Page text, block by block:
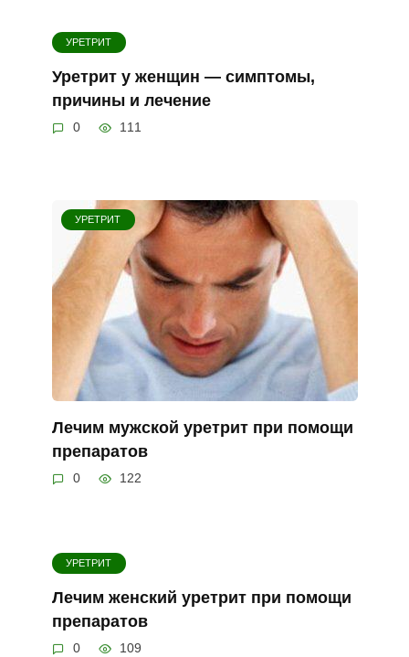
УРЕТРИТ
Уретрит у женщин — симптомы,
причины и лечение
0 111
УРЕТРИТ
Лечим мужской уретрит при помощи
препаратов
0 122
УРЕТРИТ
Лечим женский уретрит при помощи
препаратов
0 109